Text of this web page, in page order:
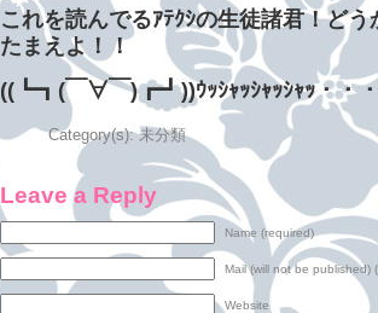
これを読んでるｱﾃｸｼの生徒諸君！ど
たまえよ！！
((┗┓(￣∀￣)┏┛))ｳｯｼｬｯｼｬｯｼｬｯ・・
Category(s):未分類
Leave a Reply
Name (required)
Mail (will not be published)
Website